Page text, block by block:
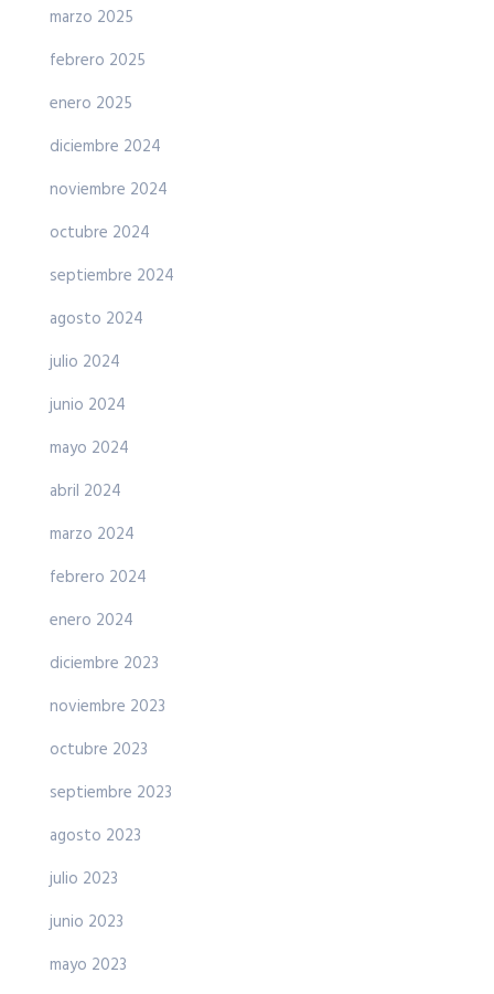
marzo 2025
febrero 2025
enero 2025
diciembre 2024
noviembre 2024
octubre 2024
septiembre 2024
agosto 2024
julio 2024
junio 2024
mayo 2024
abril 2024
marzo 2024
febrero 2024
enero 2024
diciembre 2023
noviembre 2023
octubre 2023
septiembre 2023
agosto 2023
julio 2023
junio 2023
mayo 2023